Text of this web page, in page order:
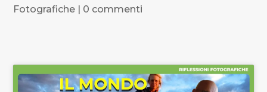
Fotografiche | 0 commenti